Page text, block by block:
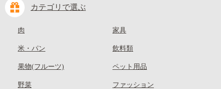
カテゴリで選ぶ
肉
米・パン
果物(フルーツ)
野菜
家具
飲料類
ペット用品
ファッション